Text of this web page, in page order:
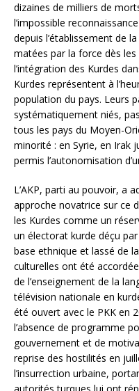
dizaines de milliers de
l’impossible
depuis l’établissement de
matées par la force dès
l’intégration des Kurdes
Kurdes représentent à
population du pays. Leurs
systématiquement niés,
tous les pays du Moyen-
minorité : en Syrie, en Irak
permis l’autonomisation
L’AKP, parti au pouvoir, a
approche novatrice sur ce
les Kurdes comme un
un électorat kurde déçu
base ethnique et lassé de
culturelles ont été
de l’enseignement de la
télévision nationale en
été ouvert avec le PKK en
l’absence de programme
gouvernement et de
reprise des hostilités en
l’insurrection urbaine,